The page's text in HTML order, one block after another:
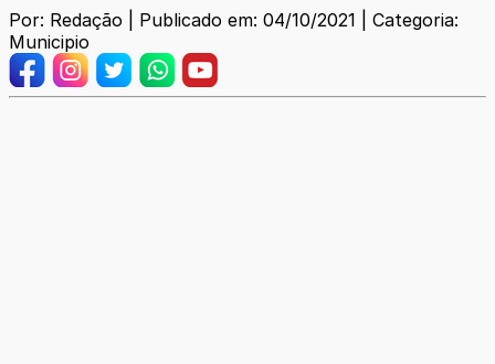
Por: Redação | Publicado em: 04/10/2021 | Categoria:
Municipio